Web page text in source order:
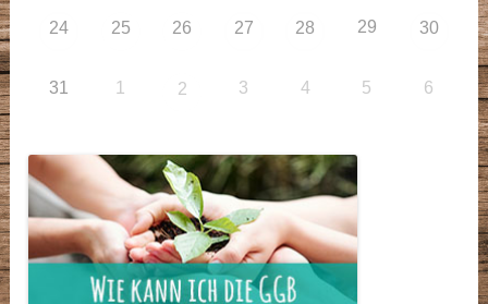
24 25 26 27 28 29 30
31 1 2 3 4 5 6